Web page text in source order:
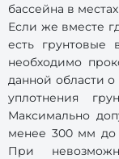
бассейна в
Если же вместе
есть
необходимо
данной области
уплотнения
Максимально
менее 300 мм до
При